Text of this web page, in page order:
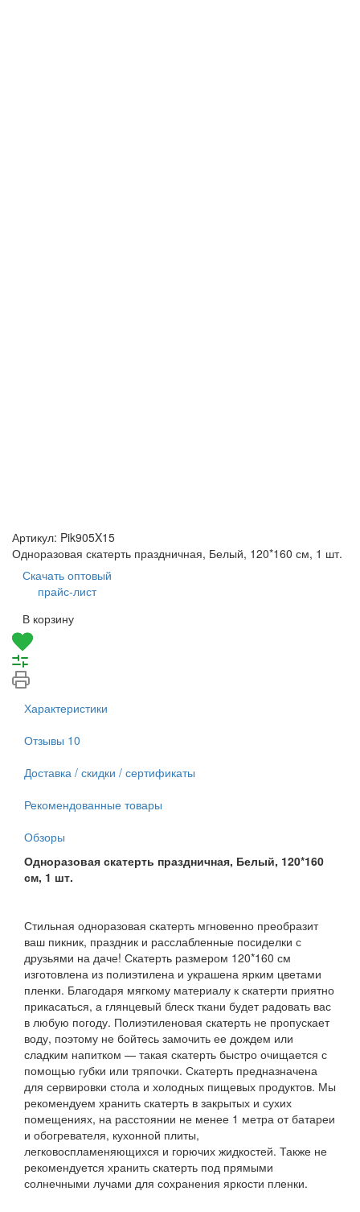
Артикул: Pik905X15
Одноразовая скатерть праздничная, Белый, 120*160 см, 1 шт.
Скачать оптовый
прайс-лист
В корзину
Характеристики
Отзывы 10
Доставка / скидки / сертификаты
Рекомендованные товары
Обзоры
Одноразовая скатерть праздничная, Белый, 120*160
см, 1 шт.
Стильная одноразовая скатерть мгновенно преобразит
ваш пикник, праздник и расслабленные посиделки с
друзьями на даче! Скатерть размером 120*160 см
изготовлена из полиэтилена и украшена ярким цветами
пленки. Благодаря мягкому материалу к скатерти приятно
прикасаться, а глянцевый блеск ткани будет радовать вас
в любую погоду. Полиэтиленовая скатерть не пропускает
воду, поэтому не бойтесь замочить ее дождем или
сладким напитком — такая скатерть быстро очищается с
помощью губки или тряпочки. Скатерть предназначена
для сервировки стола и холодных пищевых продуктов. Мы
рекомендуем хранить скатерть в закрытых и сухих
помещениях, на расстоянии не менее 1 метра от батареи
и обогревателя, кухонной плиты,
легковоспламеняющихся и горючих жидкостей. Также не
рекомендуется хранить скатерть под прямыми
солнечными лучами для сохранения яркости пленки.